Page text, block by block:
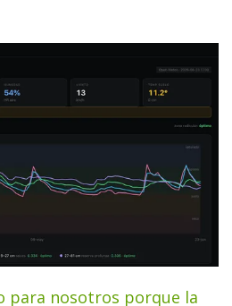
para nosotros porque la